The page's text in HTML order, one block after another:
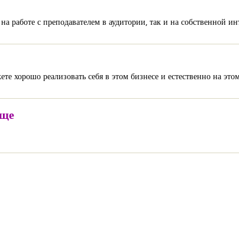
с преподавателем в аудитории, так и на собственной
хорошо реализовать себя в этом бизнесе и естественно на